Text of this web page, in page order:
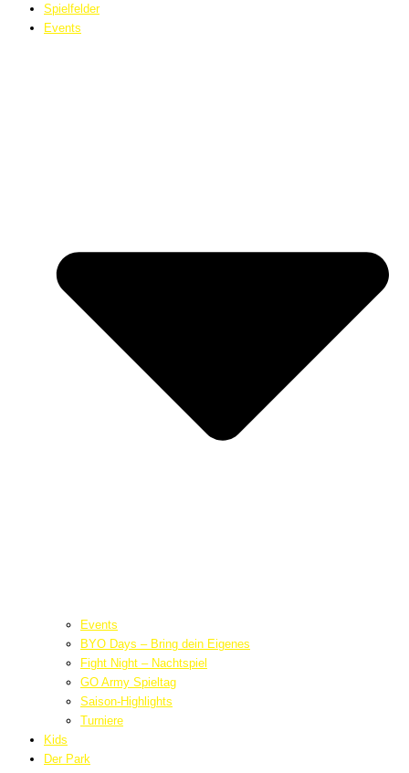
Spielfelder
Events
Events
BYO Days – Bring dein Eigenes
Fight Night – Nachtspiel
GO Army Spieltag
Saison-Highlights
Turniere
Kids
Der Park